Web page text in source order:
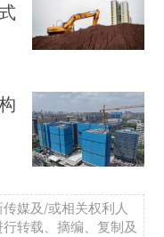
媒及/或相关权利人
转载、摘编、复制及